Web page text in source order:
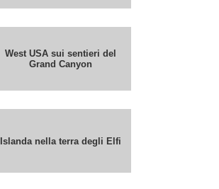
West USA sui sentieri del
Grand Canyon
Islanda nella terra degli Elfi